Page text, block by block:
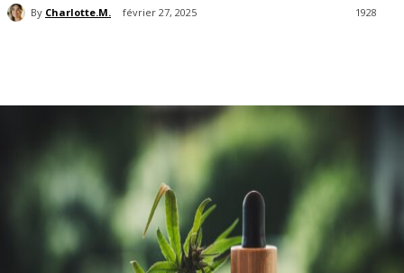
By Charlotte.M. février 27, 2025 1928